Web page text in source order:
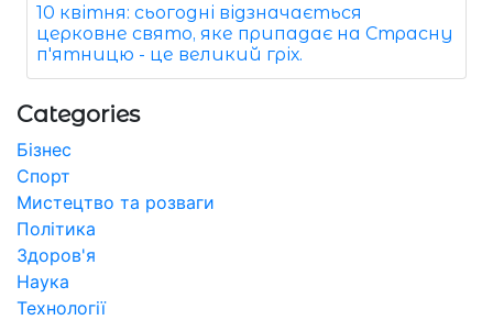
10 квітня: сьогодні відзначається
церковне свято, яке припадає на Страсну
п'ятницю - це великий гріх.
Categories
Бізнес
Спорт
Мистецтво та розваги
Політика
Здоров'я
Наука
Технології